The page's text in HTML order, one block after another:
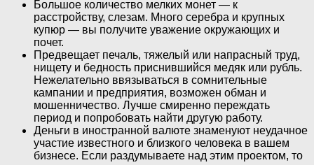
Большое количество мелких монет — к
расстройству, слезам. Много серебра и крупных
купюр — вы получите уважение окружающих и
почет.
Предвещает печаль, тяжелый или напрасный труд,
нищету и бедность приснившийся медяк или рубль.
Нежелательно ввязываться в сомнительные
кампании и предприятия, возможен обман и
мошенничество. Лучше смиренно переждать
период и попробовать найти другую работу.
Деньги в иностранной валюте знаменуют неудачное
участие известного и близкого человека в вашем
бизнесе. Если раздумываете над этим проектом, то